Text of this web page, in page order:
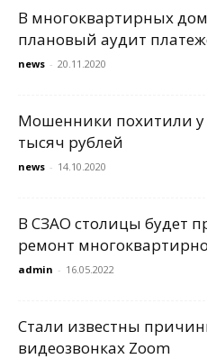
В многоквартирных
плановый аудит
news - 20.11.2020
Мошенники похитили
тысяч рублей
news - 14.10.2020
В СЗАО столицы будет
ремонт
admin - 16.05.2022
Стали известны
видеозвонках Zoom